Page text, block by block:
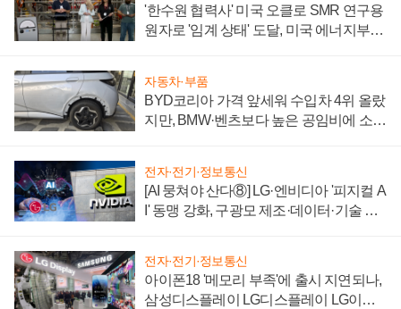
'한수원 협력사' 미국 오클로 SMR 연구용
원자로 '임계 상태' 도달, 미국 에너지부
자동차·부품
BYD코리아 가격 앞세워 수입차 4위 올랐
지만, BMW·벤츠보다 높은 공임비에 소비
전자·전기·정보통신
[AI 뭉쳐야 산다⑧] LG·엔비디아 '피지컬 A
I' 동맹 강화, 구광모 제조·데이터·기술 결
전자·전기·정보통신
아이폰18 '메모리 부족'에 출시 지연되나,
삼성디스플레이 LG디스플레이 LG이노